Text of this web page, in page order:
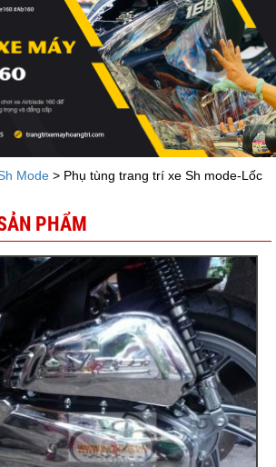
Mode > Phụ tùng trang trí xe Sh mode-Lốc
PHẨM